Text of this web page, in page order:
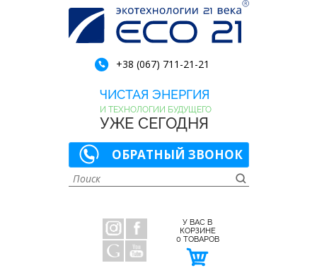
+38 (067) 711-21-21
ЧИСТАЯ ЭНЕРГИЯ
И ТЕХНОЛОГИИ БУДУЩЕГО
УЖЕ СЕГОДНЯ
ОБРАТНЫЙ ЗВОНОК
У ВАС В
КОРЗИНЕ
0 ТОВАРОВ